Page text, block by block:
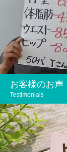
お客様のお声
Testimonials